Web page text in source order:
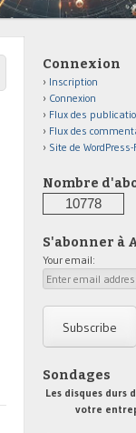
Connexion
Inscription
Connexion
Flux des
Flux des
Site de WordPress-
Nombre
10778
S'abonner à
Your email:
Sondages
Les disques durs
votre